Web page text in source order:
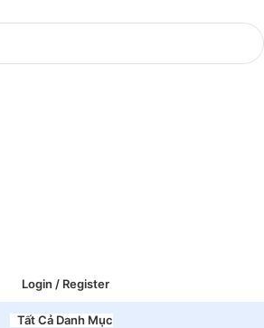
Login / Register
Tất Cả Danh Mục